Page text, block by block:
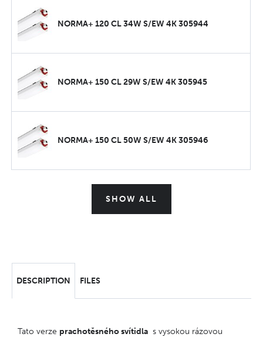
NORMA+ 120 CL 34W S/EW 4K 305944
NORMA+ 150 CL 29W S/EW 4K 305945
NORMA+ 150 CL 50W S/EW 4K 305946
SHOW ALL
DESCRIPTION FILES
Tato verze prachotěsného svítidla s vysokou rázovou